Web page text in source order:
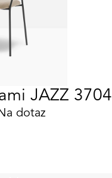
JAZZ 3704
dotaz